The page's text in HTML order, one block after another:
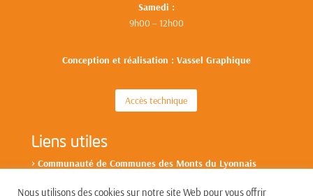
Samedi :
9h00 – 12h00
Conception et réalisation : Vassel Graphique
Accès technique
Liens utiles
> Communauté de Communes des Monts du Lyonnais
Nous utilisons des cookies sur notre site Web pour vous offrir